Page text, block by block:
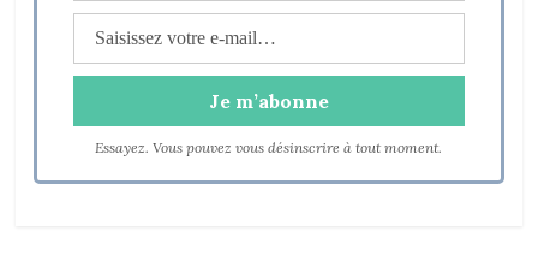
Essayez. Vous pouvez vous désinscrire à tout moment.